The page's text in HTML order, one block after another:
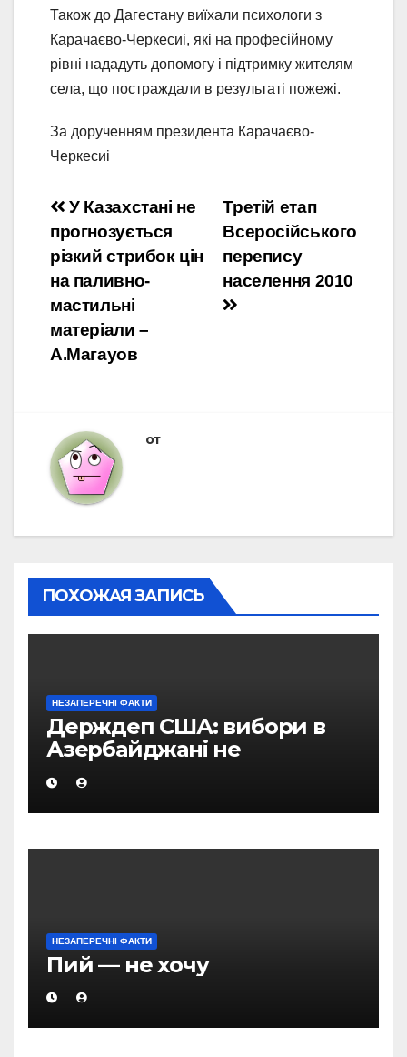
Також до Дагестану виїхали психологи з
Карачаєво-Черкесиі, які на професійному
рівні нададуть допомогу і підтримку жителям
села, що постраждали в результаті пожежі.
За дорученням президента Карачаєво-
Черкесиі
Навигация
по
записям
Третій етап
Всеросійського
перепису
населення 2010
У Казахстані не
прогнозується
різкий стрибок цін
на паливно-
мастильні
матеріали –
А.Магауов
от
ПОХОЖАЯ ЗАПИСЬ
НЕЗАПЕРЕЧНІ ФАКТИ
Держдеп США: вибори в
Азербайджані не
відповідали міжнародним
стандартам
НЕЗАПЕРЕЧНІ ФАКТИ
Пий — не хочу